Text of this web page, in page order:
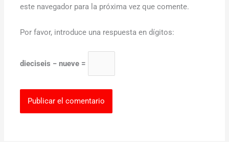
este navegador para la próxima vez que comente.
Por favor, introduce una respuesta en dígitos:
dieciseis − nueve =